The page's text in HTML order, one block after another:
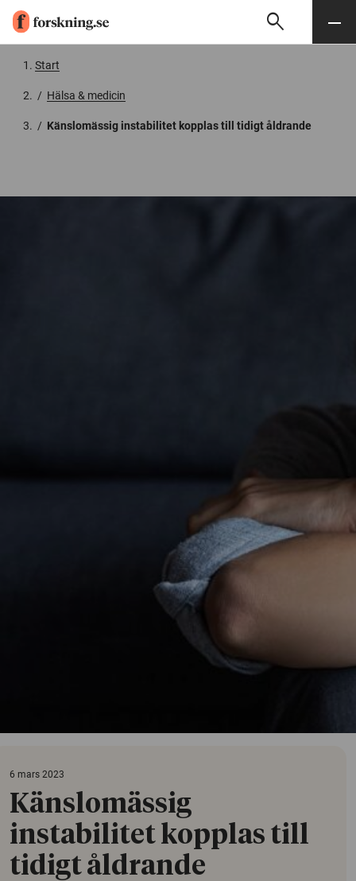
Söksearch Meny
Start
/ Hälsa & medicin
/ Känslomässig instabilitet kopplas till tidigt åldrande
6 mars 2023
Känslomässig
instabilitet kopplas till
tidigt åldrande